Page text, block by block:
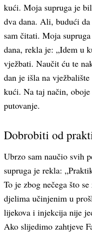
kući. Moja supruga je
dva dana. Ali, budući
sam čitati. Moja
dana, rekla je: „Idem u
vježbati. Naučit ću te
dan je išla na
kući. Na taj način,
putovanje.
Dobrobiti od
Ubrzo sam naučio svih
supruga je rekla:
To je zbog nečega što
djelima učinjenim u
lijekova i injekcija nije
Ako slijedimo zahtjeve